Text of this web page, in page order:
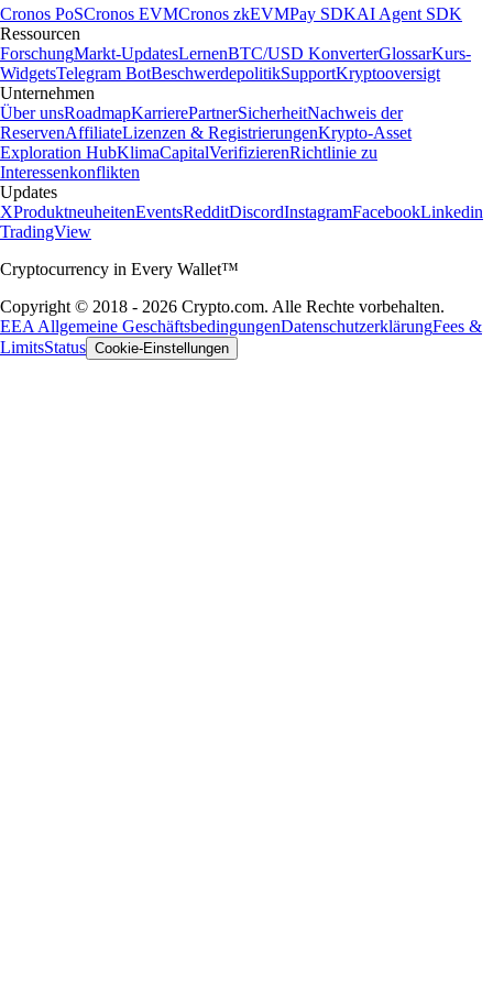
Cronos PoSCronos EVMCronos zkEVMPay SDKAI Agent SDK
Ressourcen
ForschungMarkt-UpdatesLernenBTC/USD KonverterGlossarKurs-
WidgetsTelegram BotBeschwerdepolitikSupportKryptooversigt
Unternehmen
Über unsRoadmapKarrierePartnerSicherheitNachweis der
ReservenAffiliateLizenzen & RegistrierungenKrypto-Asset
Exploration HubKlimaCapitalVerifizierenRichtlinie zu
Interessenkonflikten
Updates
XProduktneuheitenEventsRedditDiscordInstagramFacebookLinkedin
TradingView
Cryptocurrency in Every Wallet™
Copyright © 2018 - 2026 Crypto.com. Alle Rechte vorbehalten.
EEA Allgemeine GeschäftsbedingungenDatenschutzerklärungFees &
LimitsStatus Cookie-Einstellungen